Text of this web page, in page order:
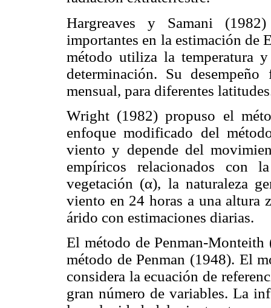
Hargreaves y Samani
importantes en la estimación de
método utiliza la temperatura
determinación. Su
mensual, para diferentes
Wright (1982) propuso el
enfoque modificado del
viento y depende del
empíricos relacionados con
vegetación (α), la naturaleza
viento en 24 horas a una altura z
árido con estimaciones diarias.
El método de Penman-
método de Penman (1948). El
considera la ecuación de
gran número de variables. La